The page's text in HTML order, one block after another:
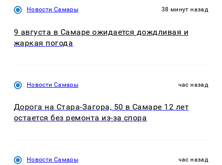
Новости Самары 38 минут назад
9 августа в Самаре ожидается дождливая и
жаркая погода
Новости Самары час назад
Дорога на Стара-Загора, 50 в Самаре 12 лет
остается без ремонта из-за спора
Новости Самары час назад